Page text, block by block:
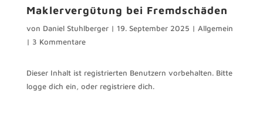
Maklervergütung bei Fremdschäden
von Daniel Stuhlberger| 19. September 2025 | Allgemein
| 3 Kommentare
Dieser Inhalt ist registrierten Benutzern vorbehalten. Bitte
logge dich ein, oder registriere dich.